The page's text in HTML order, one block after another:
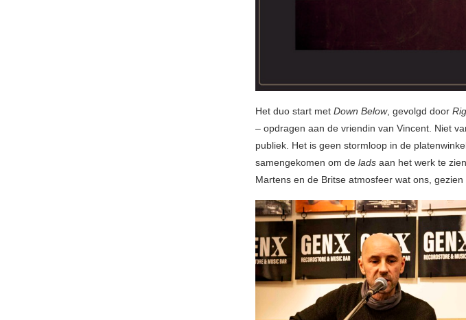
Het duo start met Down Below, gevolgd door
– opdragen aan de vriendin van Vincent. Niet
publiek. Het is geen stormloop in de
samengekomen om de lads aan het werk te
Martens en de Britse atmosfeer wat ons,